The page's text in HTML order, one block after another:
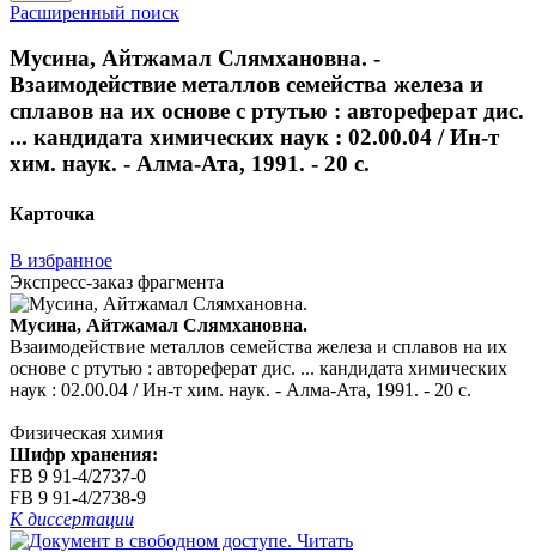
Расширенный поиск
Мусина, Айтжамал Слямхановна. -
Взаимодействие металлов семейства железа и
сплавов на их основе с ртутью : автореферат дис.
... кандидата химических наук : 02.00.04 / Ин-т
хим. наук. - Алма-Ата, 1991. - 20 с.
Карточка
В избранное
Экспресс-заказ фрагмента
Мусина, Айтжамал Слямхановна.
Взаимодействие металлов семейства железа и сплавов на их
основе с ртутью : автореферат дис. ... кандидата химических
наук : 02.00.04 / Ин-т хим. наук. - Алма-Ата, 1991. - 20 с.
Физическая химия
Шифр хранения:
FB 9 91-4/2737-0
FB 9 91-4/2738-9
К диссертации
Читать